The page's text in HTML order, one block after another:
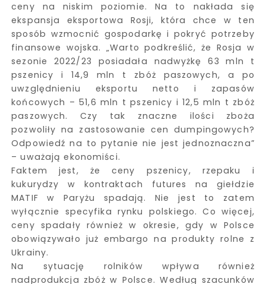
ceny na niskim poziomie. Na to nakłada się
ekspansja eksportowa Rosji, która chce w ten
sposób wzmocnić gospodarkę i pokryć potrzeby
finansowe wojska. „Warto podkreślić, że Rosja w
sezonie 2022/23 posiadała nadwyżkę 63 mln t
pszenicy i 14,9 mln t zbóż paszowych, a po
uwzględnieniu eksportu netto i zapasów
końcowych – 51,6 mln t pszenicy i 12,5 mln t zbóż
paszowych. Czy tak znaczne ilości zboża
pozwoliły na zastosowanie cen dumpingowych?
Odpowiedź na to pytanie nie jest jednoznaczna”
– uważają ekonomiści.
Faktem jest, że ceny pszenicy, rzepaku i
kukurydzy w kontraktach futures na giełdzie
MATIF w Paryżu spadają. Nie jest to zatem
wyłącznie specyfika rynku polskiego. Co więcej,
ceny spadały również w okresie, gdy w Polsce
obowiązywało już embargo na produkty rolne z
Ukrainy.
Na sytuację rolników wpływa również
nadprodukcja zbóż w Polsce. Według szacunków